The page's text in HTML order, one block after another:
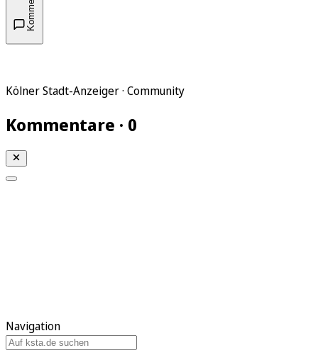
Kölner Stadt-Anzeiger · Community
Kommentare · 0
Navigation